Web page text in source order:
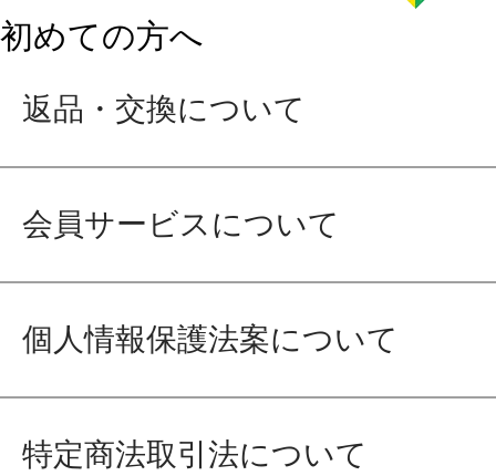
初めての方へ
返品・交換について
会員サービスについて
個人情報保護法案について
特定商法取引法について